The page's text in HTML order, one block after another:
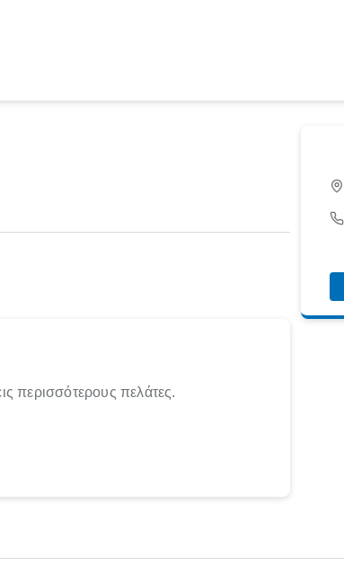
περισσότερους πελάτες.